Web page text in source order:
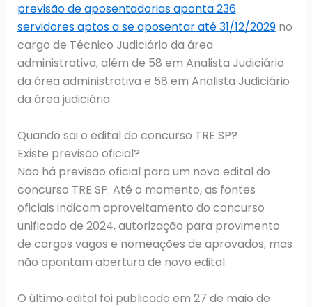
previsão de aposentadorias aponta 236
servidores aptos a se aposentar até 31/12/2029no
cargo de Técnico Judiciário da área
administrativa, além de 58 em Analista Judiciário
da área administrativa e 58 em Analista Judiciário
da área judiciária.
Quando sai o edital do concurso TRE SP?
Existe previsão oficial?
Não há previsão oficial para um novo edital do
concurso TRE SP. Até o momento, as fontes
oficiais indicam aproveitamento do concurso
unificado de 2024, autorização para provimento
de cargos vagos e nomeações de aprovados, mas
não apontam abertura de novo edital.
O último edital foi publicado em 27 de maio de